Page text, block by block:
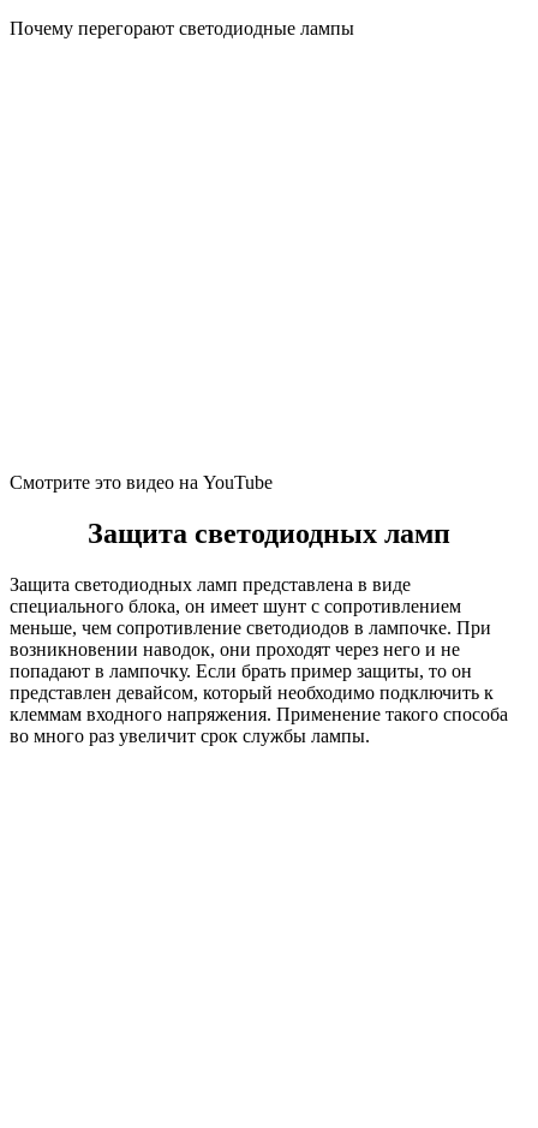
Почему перегорают светодиодные лампы
Смотрите это видео на YouTube
Защита светодиодных ламп
Защита светодиодных ламп представлена в виде
специального блока, он имеет шунт с сопротивлением
меньше, чем сопротивление светодиодов в лампочке. При
возникновении наводок, они проходят через него и не
попадают в лампочку. Если брать пример защиты, то он
представлен девайсом, который необходимо подключить к
клеммам входного напряжения. Применение такого способа
во много раз увеличит срок службы лампы.